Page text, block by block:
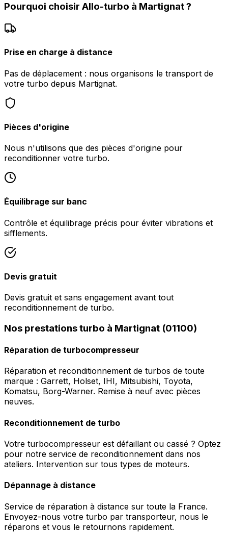
Pourquoi choisir Allo-turbo à Martignat?
Prise en charge à distance
Pas de déplacement : nous organisons le transport de
votre turbo depuis Martignat.
Pièces d'origine
Nous n'utilisons que des pièces d'origine pour
reconditionner votre turbo.
Équilibrage sur banc
Contrôle et équilibrage précis pour éviter vibrations et
sifflements.
Devis gratuit
Devis gratuit et sans engagement avant tout
reconditionnement de turbo.
Nos prestations turbo à Martignat (01100)
Réparation de turbocompresseur
Réparation et reconditionnement de turbos de toute
marque : Garrett, Holset, IHI, Mitsubishi, Toyota,
Komatsu, Borg-Warner. Remise à neuf avec pièces
neuves.
Reconditionnement de turbo
Votre turbocompresseur est défaillant ou cassé ? Optez
pour notre service de reconditionnement dans nos
ateliers. Intervention sur tous types de moteurs.
Dépannage à distance
Service de réparation à distance sur toute la France.
Envoyez-nous votre turbo par transporteur, nous le
réparons et vous le retournons rapidement.